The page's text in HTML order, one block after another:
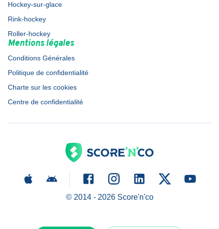
Hockey-sur-glace
Rink-hockey
Roller-hockey
Mentions légales
Conditions Générales
Politique de confidentialité
Charte sur les cookies
Centre de confidentialité
© 2014 - 2026Score'n'co